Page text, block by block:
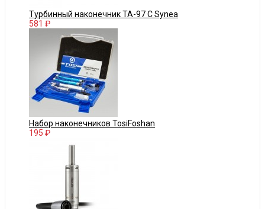
Турбинный наконечник TA-97 C Synea
581 ₽
Набор наконечников TosiFoshan
195 ₽